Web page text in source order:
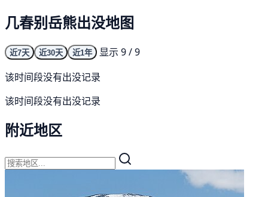
几春别岳熊出没地图
近7天 近30天 近1年
显示 9 / 9
该时间段没有出没记录
该时间段没有出没记录
附近地区